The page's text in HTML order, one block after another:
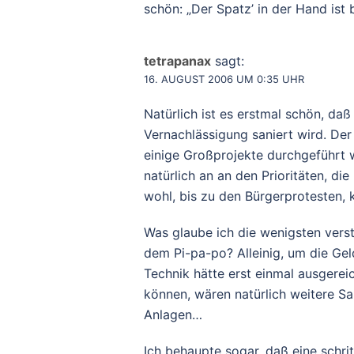
schön: „Der Spatz’ in der Hand
tetrapanax sagt:
16. AUGUST 2006 UM 0:35 UHR
Natürlich ist es erstmal schön,
Vernachlässigung saniert wird.
einige Großprojekte durchgeführt
natürlich an an den Prioritäten,
wohl, bis zu den Bürgerprotesten,
Was glaube ich die wenigsten
dem Pi-pa-po? Alleinig, um die
Technik hätte erst einmal
können, wären natürlich weitere
Anlagen…